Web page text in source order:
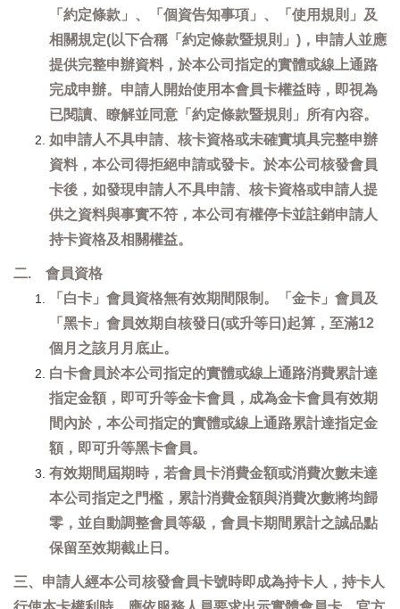
「約定條款」、「個資告知事項」、「使用規則」及
相關規定(以下合稱「約定條款暨規則」)，申請人並應
提供完整申辦資料，於本公司指定的實體或線上通路
完成申辦。申請人開始使用本會員卡權益時，即視為
已閱讀、瞭解並同意「約定條款暨規則」所有內容。
如申請人不具申請、核卡資格或未確實填具完整申辦
資料，本公司得拒絕申請或發卡。於本公司核發會員
卡後，如發現申請人不具申請、核卡資格或申請人提
供之資料與事實不符，本公司有權停卡並註銷申請人
持卡資格及相關權益。
二. 會員資格
「白卡」會員資格無有效期間限制。「金卡」會員及
「黑卡」會員效期自核發日(或升等日)起算，至滿12
個月之該月月底止。
白卡會員於本公司指定的實體或線上通路消費累計達
指定金額，即可升等金卡會員，成為金卡會員有效期
間內於，本公司指定的實體或線上通路累計達指定金
額，即可升等黑卡會員。
有效期間屆期時，若會員卡消費金額或消費次數未達
本公司指定之門檻，累計消費金額與消費次數將均歸
零，並自動調整會員等級，會員卡期間累計之誠品點
保留至效期截止日。
三、申請人經本公司核發會員卡號時即成為持卡人，持卡人